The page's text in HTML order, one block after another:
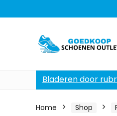
Bladeren door
Home Shop